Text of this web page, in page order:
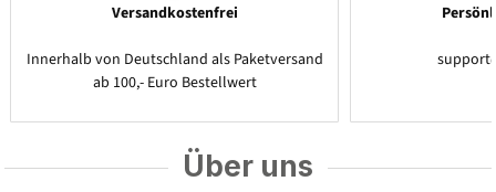
Versandkostenfrei
Innerhalb von Deutschland als Paketversand
ab 100,- Euro Bestellwert
Über uns